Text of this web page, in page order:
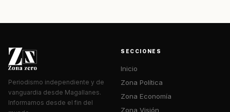
Periodismo independiente y de
vanguardia desde Magallanes.
Informamos desde el fin del
SECCIONES
Inicio
Zona Política
Zona Economía
Zona Visión